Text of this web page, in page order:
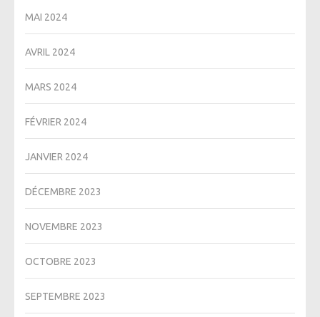
MAI 2024
AVRIL 2024
MARS 2024
FÉVRIER 2024
JANVIER 2024
DÉCEMBRE 2023
NOVEMBRE 2023
OCTOBRE 2023
SEPTEMBRE 2023